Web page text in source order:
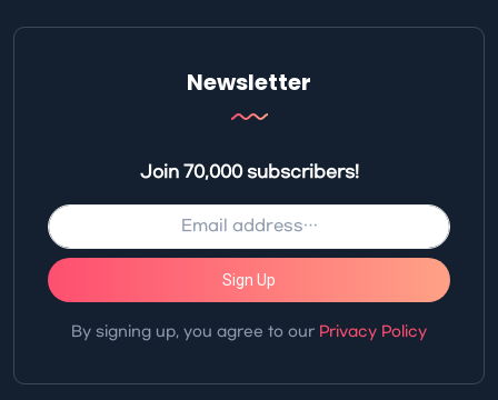
Newsletter
Join 70,000 subscribers!
Sign Up
By signing up, you agree to our Privacy Policy